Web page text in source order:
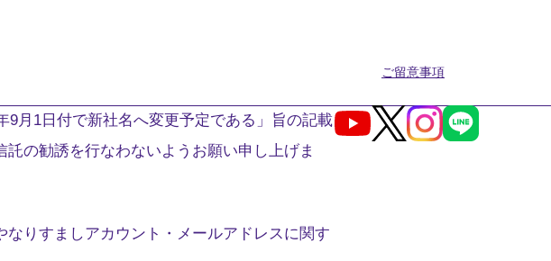
ご留意事項
月1日付で新社名へ変更予定である」旨の記載
の勧誘を行なわないようお願い申し上げま
りすましアカウント・メールアドレスに関す
Youtube
X Instagram
LINE